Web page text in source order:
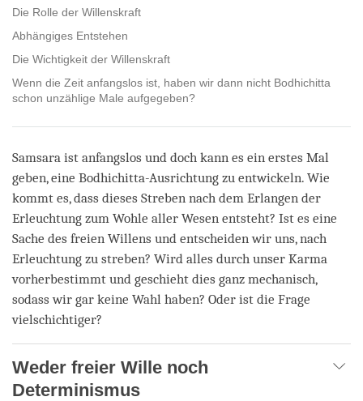
Die Rolle der Willenskraft
Abhängiges Entstehen
Die Wichtigkeit der Willenskraft
Wenn die Zeit anfangslos ist, haben wir dann nicht Bodhichitta
schon unzählige Male aufgegeben?
Samsara ist anfangslos und doch kann es ein erstes Mal
geben, eine Bodhichitta-Ausrichtung zu entwickeln. Wie
kommt es, dass dieses Streben nach dem Erlangen der
Erleuchtung zum Wohle aller Wesen entsteht? Ist es eine
Sache des freien Willens und entscheiden wir uns, nach
Erleuchtung zu streben? Wird alles durch unser Karma
vorherbestimmt und geschieht dies ganz mechanisch,
sodass wir gar keine Wahl haben? Oder ist die Frage
vielschichtiger?
Weder freier Wille noch
Determinismus